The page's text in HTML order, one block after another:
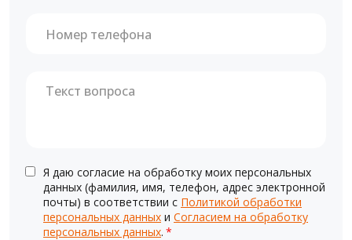
Я даю согласие на обработку моих персональных
данных (фамилия, имя, телефон, адрес электронной
почты) в соответствии с Политикой обработки
персональных данных и Согласием на обработку
персональных данных. *